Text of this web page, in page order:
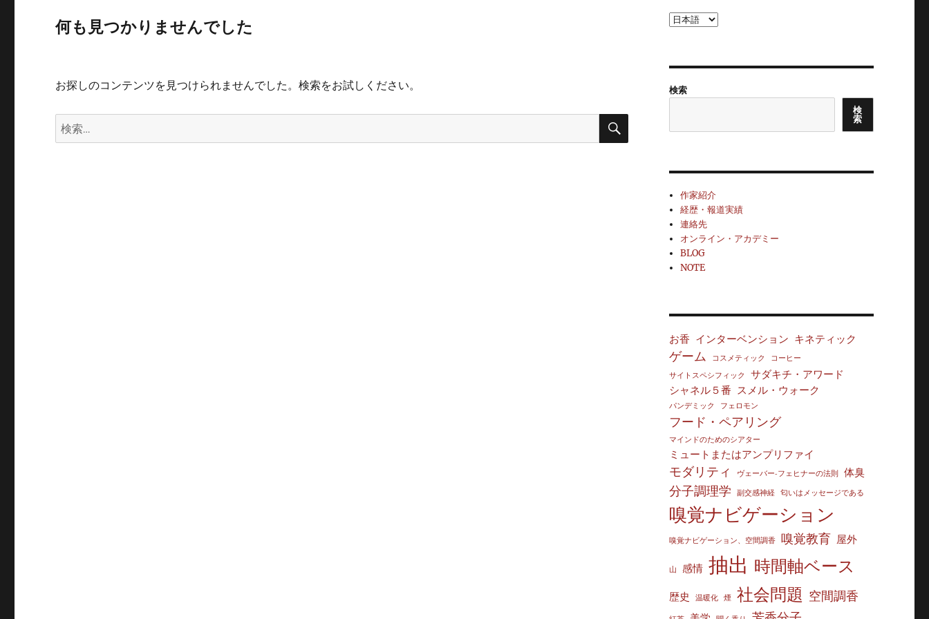
何も見つかりませんでした
お探しのコンテンツを見つけられませんでした。検索をお試しください。
検
索:
検
言
検索
検
索
作家紹介
経歴・報道実績
連絡先
オンライン・アカデミー
BLOG
NOTE
お香 インターベンション キネティック
ゲーム コスメティック
コーヒー
サイトスペシフィック
サダキチ・アワード
シャネル５番 スメル・ウォーク
パンデミック フェロモン
フード・ペアリング
マインドのためのシアター
ミュートまたはアンプリファイ
モダリティ ヴェーバー‐フェヒナーの法則 体臭
分子調理学 副交感神経 匂いはメッセージである
嗅覚ナビゲーション
嗅覚ナビゲーション、空間調香 嗅覚教育 屋外
山 感情 抽出 時間軸ベース
歴史 温暖化 煙 社会問題 空間調香